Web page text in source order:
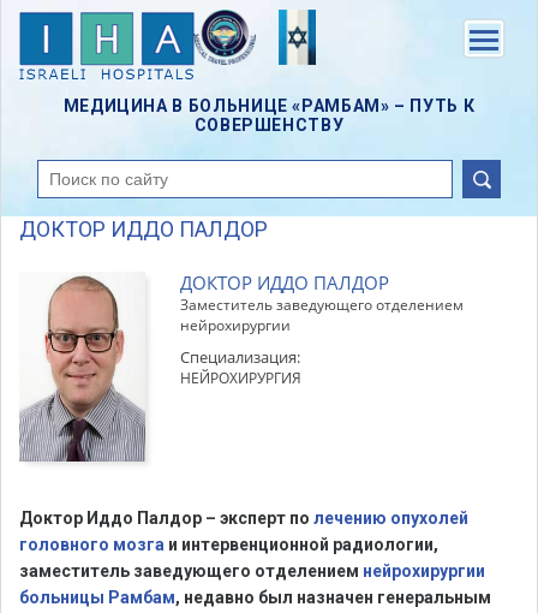
Skip
content
МЕДИЦИНА В БОЛЬНИЦЕ «РАМБАМ» – ПУТЬ К
СОВЕРШЕНСТВУ
поиск
ДОКТОР ИДДО ПАЛДОР
ДОКТОР ИДДО ПАЛДОР
Заместитель заведующего отделением
нейрохирургии
Специализация:
НЕЙРОХИРУРГИЯ
Доктор Иддо Палдор – эксперт по лечению опухолей
головного мозга и интервенционной радиологии,
заместитель заведующего отделением нейрохирургии
больницы Рамбам, недавно был назначен генеральным